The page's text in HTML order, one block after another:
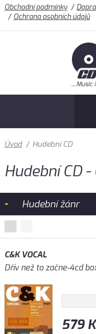
Obchodní podmínky
Ochrana osobních údajů
Úvod / Hudební CD
Hudební CD -
Hudební žánr
C&K VOCAL
Dřív než to začne-4cd
579